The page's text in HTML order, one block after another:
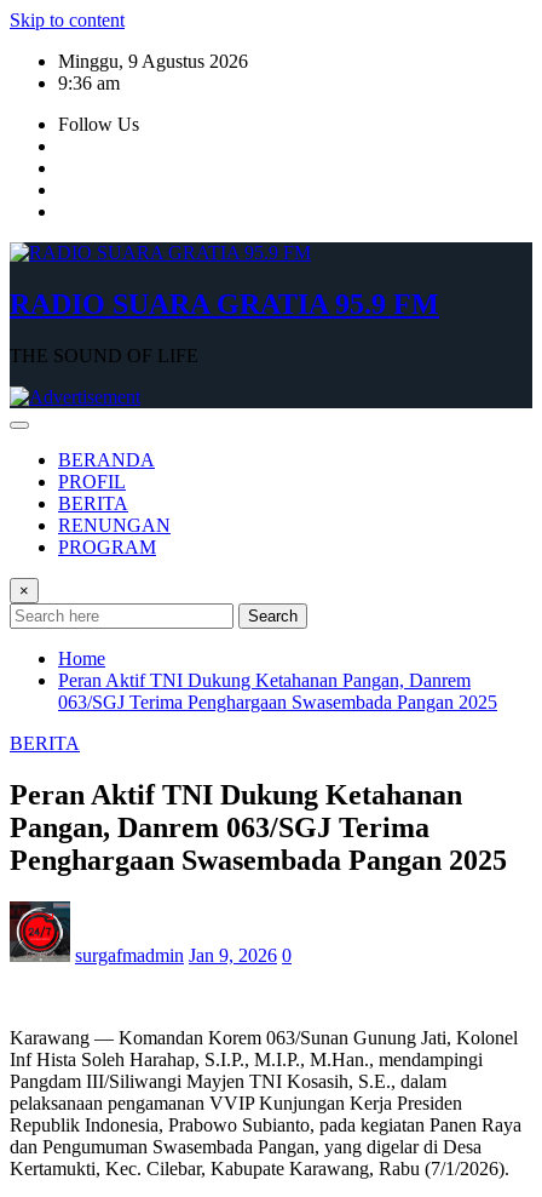
Skip to content
Minggu, 9 Agustus 2026
9:36 am
Follow Us
RADIO SUARA GRATIA 95.9 FM
THE SOUND OF LIFE
BERANDA
PROFIL
BERITA
RENUNGAN
PROGRAM
×
Search
Home
Peran Aktif TNI Dukung Ketahanan Pangan, Danrem
063/SGJ Terima Penghargaan Swasembada Pangan 2025
BERITA
Peran Aktif TNI Dukung Ketahanan
Pangan, Danrem 063/SGJ Terima
Penghargaan Swasembada Pangan 2025
surgafmadmin Jan 9, 2026 0
Karawang — Komandan Korem 063/Sunan Gunung Jati, Kolonel
Inf Hista Soleh Harahap, S.I.P., M.I.P., M.Han., mendampingi
Pangdam III/Siliwangi Mayjen TNI Kosasih, S.E., dalam
pelaksanaan pengamanan VVIP Kunjungan Kerja Presiden
Republik Indonesia, Prabowo Subianto, pada kegiatan Panen Raya
dan Pengumuman Swasembada Pangan, yang digelar di Desa
Kertamukti, Kec. Cilebar, Kabupate Karawang, Rabu (7/1/2026).